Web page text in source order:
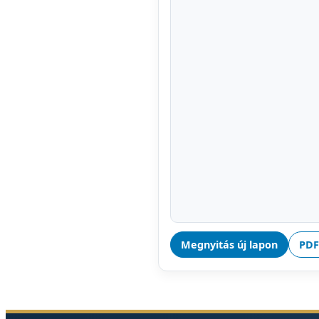
Megnyitás új lapon